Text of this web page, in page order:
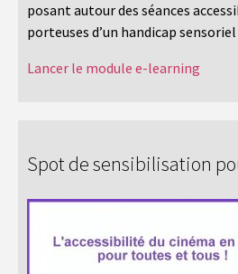
posant autour des séances
porteuses d’un handicap sensoriel
Lancer le module e-learning
Spot de sensibilisation